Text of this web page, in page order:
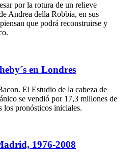
por la rotura de un relieve
Andrea della Robbia, en sus
que podrá reconstruirse y
en Londres
El Estudio de la cabeza de
se vendió por 17,3 millones de
los pronósticos iniciales.
1976-2008